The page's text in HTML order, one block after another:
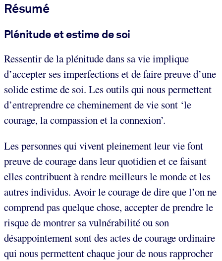
Résumé
Plénitude et estime de soi
Ressentir de la plénitude dans sa vie implique
d’accepter ses imperfections et de faire preuve d’une
solide estime de soi. Les outils qui nous permettent
d’entreprendre ce cheminement de vie sont ‘le
courage, la compassion et la connexion’.
Les personnes qui vivent pleinement leur vie font
preuve de courage dans leur quotidien et ce faisant
elles contribuent à rendre meilleurs le monde et les
autres individus. Avoir le courage de dire que l’on ne
comprend pas quelque chose, accepter de prendre le
risque de montrer sa vulnérabilité ou son
désappointement sont des actes de courage ordinaire
qui nous permettent chaque jour de nous rapprocher